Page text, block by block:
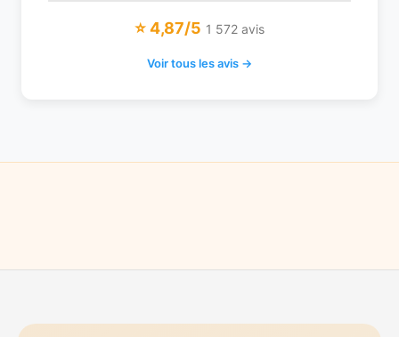
⭐ 4,87/5 1 572 avis
Voir tous les avis →